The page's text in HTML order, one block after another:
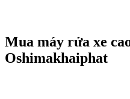
Mua máy rửa xe
Oshimakhaiphat